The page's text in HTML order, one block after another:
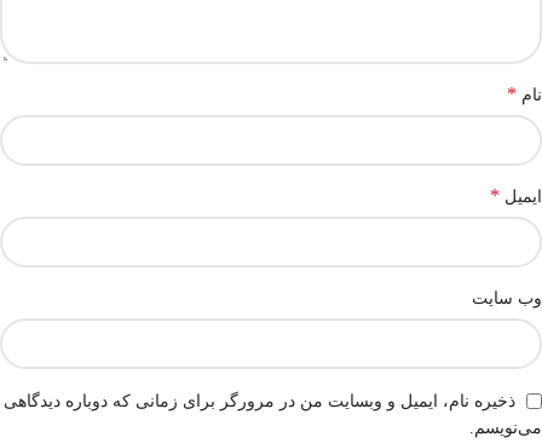
نام *
ایمیل *
وب‌ سایت
ذخیره نام، ایمیل و وبسایت من در مرورگر برای زمانی که دوباره دیدگاهی
می‌نویسم.